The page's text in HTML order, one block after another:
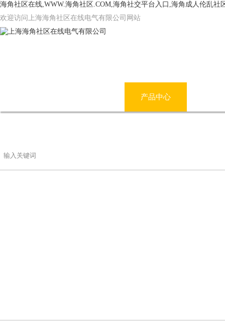
海角社区在线,WWW.海角社区.COM,海角社交平台入口,海角成人伦乱社
欢迎访问上海海角社区在线电气有限公司网站
产品中心